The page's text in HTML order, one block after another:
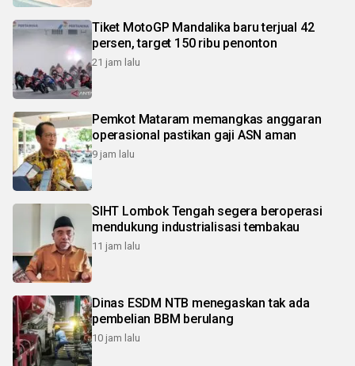
Tiket MotoGP Mandalika baru terjual 42
persen, target 150 ribu penonton
21 jam lalu
Pemkot Mataram memangkas anggaran
operasional pastikan gaji ASN aman
9 jam lalu
SIHT Lombok Tengah segera beroperasi
mendukung industrialisasi tembakau
11 jam lalu
Dinas ESDM NTB menegaskan tak ada
pembelian BBM berulang
10 jam lalu